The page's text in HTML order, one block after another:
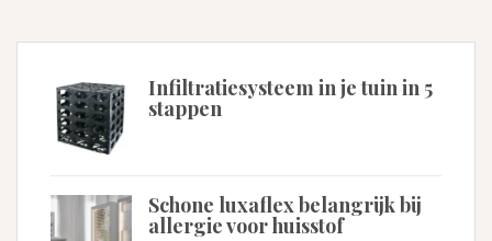
Infiltratiesysteem in je tuin in 5
stappen
Schone luxaflex belangrijk bij
allergie voor huisstof